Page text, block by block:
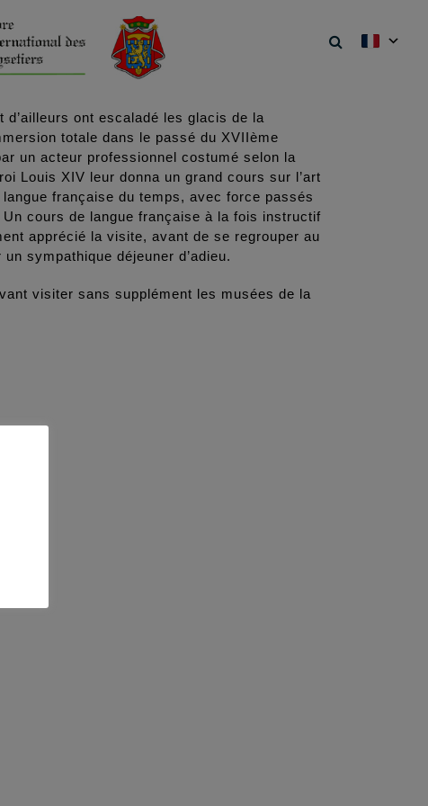
ont escaladé les glacis de la
totale dans le passé du XVIIème
un acteur professionnel costumé selon la
Louis XIV leur donna un grand cours sur l’art
française du temps, avec force passés
cours de langue française à la fois instructif
apprécié la visite, avant de se regrouper au
sympathique déjeuner d’adieu.
visiter sans supplément les musées de la